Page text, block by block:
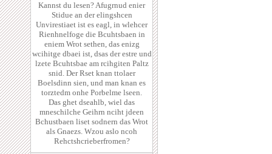
Kannst du lesen? Afugrnud enier
Stidue an der elingshcen
Unvirestiaet ist es eagl, in wlehcer
Rienhnelfoge die Bcuhtsbaen in
eniem Wrot sethen, das enizg
wcihitge dbaei ist, dsas der estre und
lzete Bcuhtsbae am rcihgiten Paltz
snid. Der Rset knan ttolaer
Boelsdinn sien, und man knan es
torztedm onhe Porbelme lseen.
Das ghet dseahlb, wiel das
mneschilche Geihrn nciht jdeen
Bchustbaen liset sodnern das Wrot
als Gnaezs. Wzou aslo ncoh
Rehctshcrieberfromen?